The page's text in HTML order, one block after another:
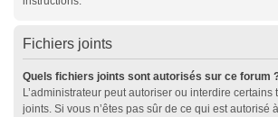
Fichiers joints
Quels fichiers joints sont autorisés sur ce forum
L’administrateur peut autoriser ou interdire certains
joints. Si vous n’êtes pas sûr de ce qui est autorisé